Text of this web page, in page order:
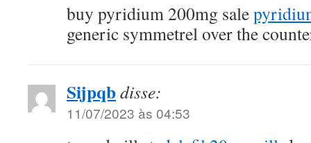
buy pyridium 200mg sale
generic symmetrel over the
Sijpqbdisse:
11/07/2023 às 04:53